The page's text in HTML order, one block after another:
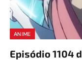
ANIME
Episódio 1104